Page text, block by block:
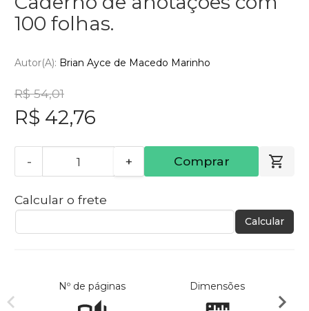
100 folhas.
Autor(a): Brian Ayce de Macedo Marinho
R$ 54,01
R$ 42,76
- + Comprar
Calcular o frete
Calcular
Nº de páginas Dimensões